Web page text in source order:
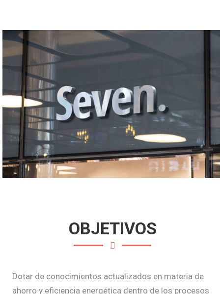
OBJETIVOS
Dotar de conocimientos actualizados en materia de
ahorro y eficiencia energética dentro de los procesos